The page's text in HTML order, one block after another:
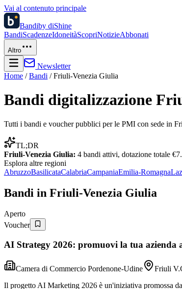
Vai al contenuto principale
Bandiby diShine
BandiScadenzeIdoneitàScopriNotizieAbbonati
Altro
Newsletter
Home /Bandi /Friuli-Venezia Giulia
Bandi digitalizzazione
Tutti i bandi e voucher pubblici per le PMI con sede in
TL;DR
Friuli-Venezia Giulia: 4 bandi attivi, dotazione totale
Esplora altre regioni
AbruzzoBasilicataCalabriaCampaniaEmilia-Romagna
Bandi in Friuli-Venezia Giulia
Aperto
Voucher
AI Strategy 2026: promuovi la tua azienda
Camera di Commercio Pordenone-Udine
Friuli
Il progetto AI Marketing 2026 è un'iniziativa promossa